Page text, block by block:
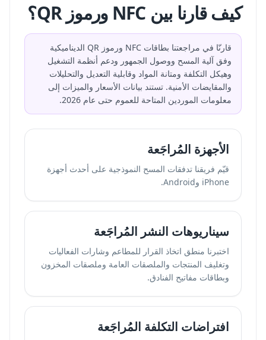
كيف قارنا بين NFC ورموز QR؟
قارنّا في مراجعتنا بطاقات NFC ورموز QR الديناميكية
وفق آلية المسح ووصول الجمهور ودعم أنظمة التشغيل
وهيكل التكلفة ومتانة المواد وقابلية التعديل والتحليلات
والمقايضات الأمنية. تستند بيانات الأسعار والميزات إلى
معلومات الموردين المتاحة للعموم حتى عام 2026.
الأجهزة المُراجَعة
قيّم فريقنا تدفقات المسح النموذجية على أحدث أجهزة
iPhone وAndroid.
سيناريوهات النشر المُراجَعة
اختبرنا منطق اتخاذ القرار للمطاعم وشارات الفعاليات
وتغليف المنتجات والملصقات العامة وملصقات المخزون
وبطاقات مفاتيح الفنادق.
افتراضات التكلفة المُراجَعة